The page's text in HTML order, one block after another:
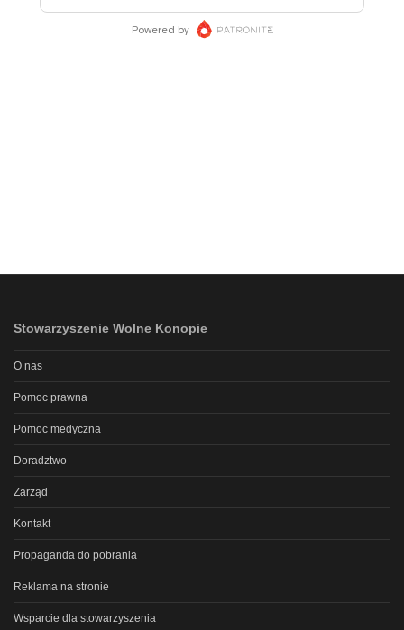
Stowarzyszenie Wolne Konopie
O nas
Pomoc prawna
Pomoc medyczna
Doradztwo
Zarząd
Kontakt
Propaganda do pobrania
Reklama na stronie
Wsparcie dla stowarzyszenia